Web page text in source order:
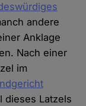
andere
Anklage
Nach einer
im
dieses Latzels